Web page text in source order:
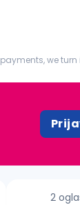
payments, we
2